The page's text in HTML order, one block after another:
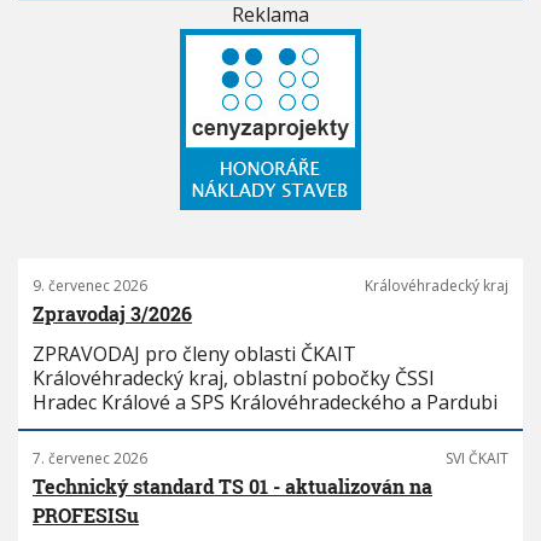
Reklama
9. červenec 2026 Královéhradecký kraj
Zpravodaj 3/2026
ZPRAVODAJ pro členy oblasti ČKAIT
Královéhradecký kraj, oblastní pobočky ČSSI
Hradec Králové a SPS Královéhradeckého a Pardubi
7. červenec 2026 SVI ČKAIT
Technický standard TS 01 - aktualizován na
PROFESISu